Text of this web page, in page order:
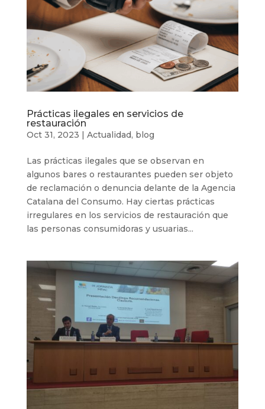
Prácticas ilegales en servicios de
restauración
Oct 31, 2023 | Actualidad, blog
Las prácticas ilegales que se observan en
algunos bares o restaurantes pueden ser objeto
de reclamación o denuncia delante de la Agencia
Catalana del Consumo. Hay ciertas prácticas
irregulares en los servicios de restauración que
las personas consumidoras y usuarias...